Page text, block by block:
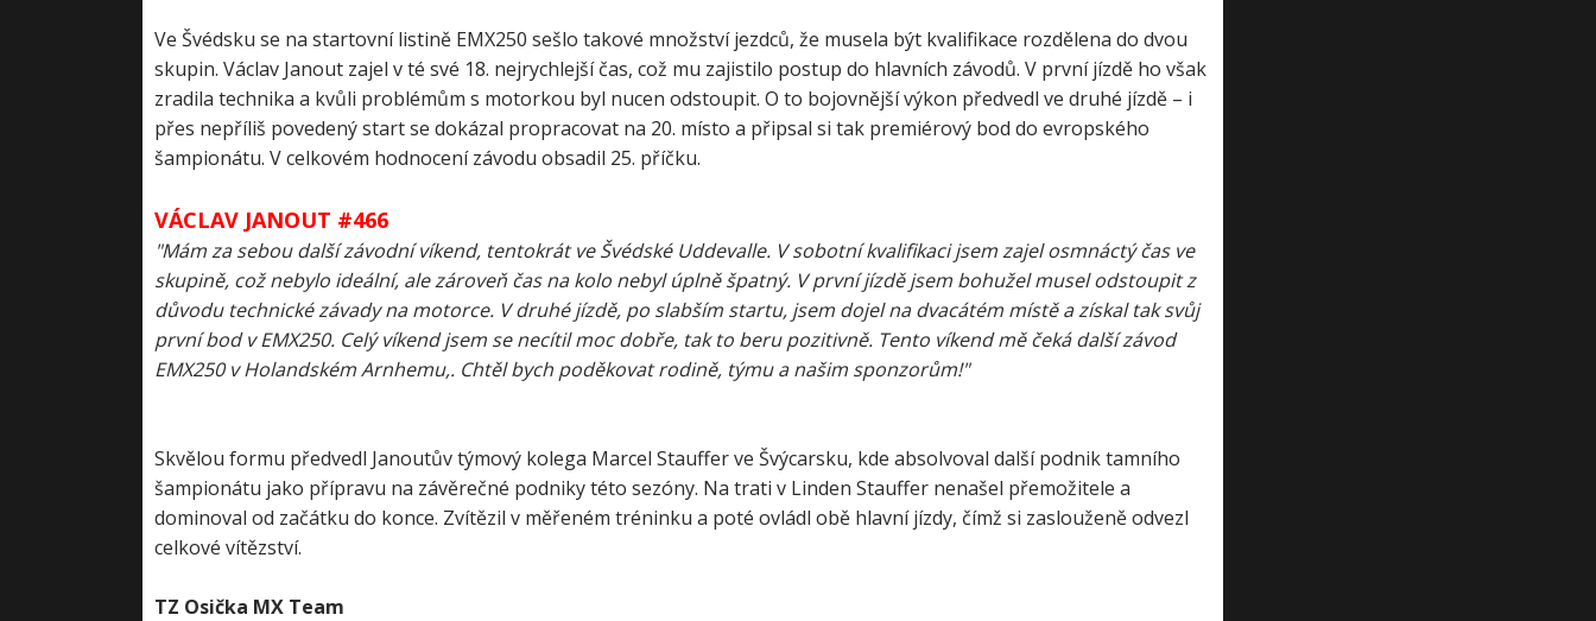
Ve Švédsku se na startovní listině EMX250 sešlo takové množství jezdců, že musela být kvalifikace rozdělena do dvou
skupin. Václav Janout zajel v té své 18. nejrychlejší čas, což mu zajistilo postup do hlavních závodů. V první jízdě ho však
zradila technika a kvůli problémům s motorkou byl nucen odstoupit. O to bojovnější výkon předvedl ve druhé jízdě – i
přes nepříliš povedený start se dokázal propracovat na 20. místo a připsal si tak premiérový bod do evropského
šampionátu. V celkovém hodnocení závodu obsadil 25. příčku.
VÁCLAV JANOUT #466
"Mám za sebou další závodní víkend, tentokrát ve Švédské Uddevalle. V sobotní kvalifikaci jsem zajel osmnáctý čas ve
skupině, což nebylo ideální, ale zároveň čas na kolo nebyl úplně špatný. V první jízdě jsem bohužel musel odstoupit z
důvodu technické závady na motorce. V druhé jízdě, po slabším startu, jsem dojel na dvacátém místě a získal tak svůj
první bod v EMX250. Celý víkend jsem se necítil moc dobře, tak to beru pozitivně. Tento víkend mě čeká další závod
EMX250 v Holandském Arnhemu,. Chtěl bych poděkovat rodině, týmu a našim sponzorům!"
Skvělou formu předvedl Janoutův týmový kolega Marcel Stauffer ve Švýcarsku, kde absolvoval další podnik tamního
šampionátu jako přípravu na závěrečné podniky této sezóny. Na trati v Linden Stauffer nenašel přemožitele a
dominoval od začátku do konce. Zvítězil v měřeném tréninku a poté ovládl obě hlavní jízdy, čímž si zaslouženě odvezl
celkové vítězství.
TZ Osička MX Team